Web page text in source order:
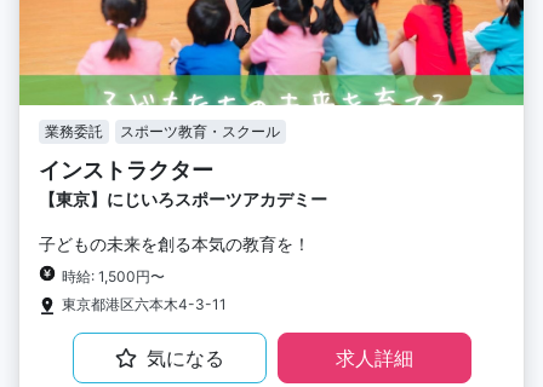
業務委託 スポーツ教育・スクール
インストラクター
【東京】にじいろスポーツアカデミー
子どもの未来を創る本気の教育を！
時給: 1,500円〜
東京都港区六本木4-3-11
気になる 求人詳細